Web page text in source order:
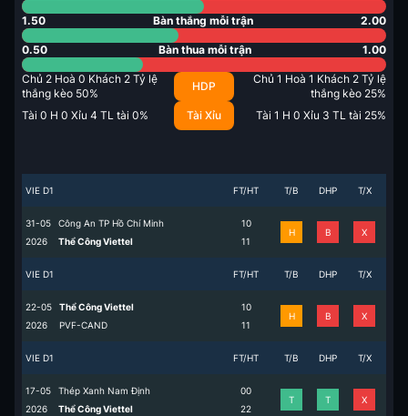
1.50 Bàn thắng mỗi trận 2.00
0.50 Bàn thua mỗi trận 1.00
Chủ 2 Hoà 0 Khách 2 Tỷ lệ
thắng kèo 50%
HDP
Chủ 1 Hoà 1 Khách 2 Tỷ lệ
thắng kèo 25%
Tài 0 H 0 Xỉu 4 TL tài 0% Tài Xỉu Tài 1 H 0 Xỉu 3 TL tài 25%
VIE D1 FT/HT T/B DHP T/X
31-05
2026
Công An TP Hồ Chí Minh
Thể Công Viettel
1
1
0
1
H B X
VIE D1 FT/HT T/B DHP T/X
22-05
2026
Thể Công Viettel
PVF-CAND
1
1
0
1
H B X
VIE D1 FT/HT T/B DHP T/X
17-05
2026
Thép Xanh Nam Định
Thể Công Viettel
0
2
0
2
T T X